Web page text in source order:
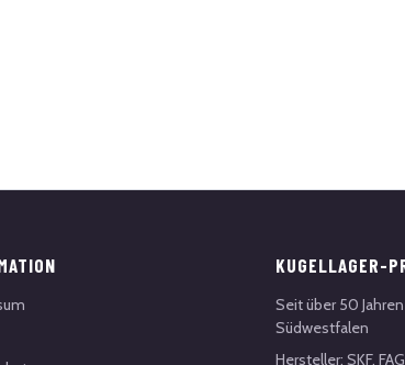
KUGELLAGER-
Seit über 50
Südwestfalen
Hersteller: SKF,